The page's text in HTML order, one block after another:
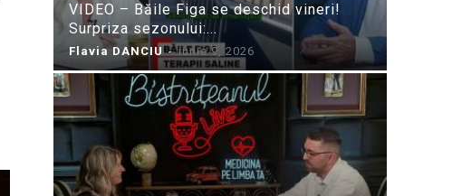
VIDEO – Băile Figa se deschid vineri!
Surpriza sezonului:...
Flavia DANCIU - iunie 9, 2026